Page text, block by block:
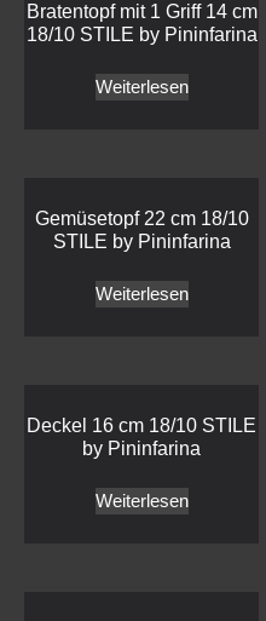
Bratentopf mit 1 Griff 14 cm
18/10 STILE by Pininfarina
Weiterlesen
Gemüsetopf 22 cm 18/10
STILE by Pininfarina
Weiterlesen
Deckel 16 cm 18/10 STILE
by Pininfarina
Weiterlesen